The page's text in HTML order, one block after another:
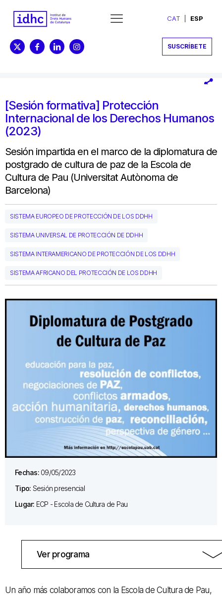
CAT ESP
SUSCRÍBETE
[Sesión formativa] Protección
Internacional de los Derechos Humanos
(2023)
Sesión impartida en el marco de la diplomatura de
postgrado de cultura de paz de la Escola de
Cultura de Pau (Universitat Autònoma de
Barcelona)
SISTEMA EUROPEO DE PROTECCIÓN DE LOS DDHH
SISTEMA UNIVERSAL DE PROTECCIÓN DE DDHH
SISTEMA INTERAMERICANO DE PROTECCIÓN DE LOS DDHH
SISTEMA AFRICANO DEL PROTECCIÓN DE LOS DDHH
Fechas: 09/05/2023
Tipo: Sesión presencial
Lugar: ECP - Escola de Cultura de Pau
Ver programa
Un año más colaboramos con la Escola de Cultura de Pau,